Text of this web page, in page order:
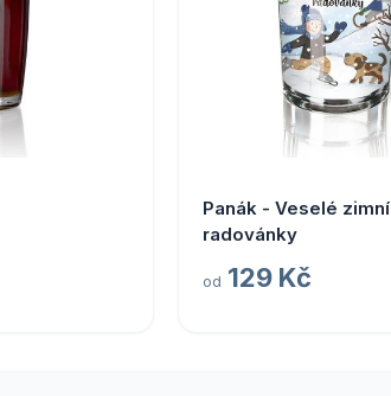
Panák - Veselé zimní
radovánky
od 129 Kč